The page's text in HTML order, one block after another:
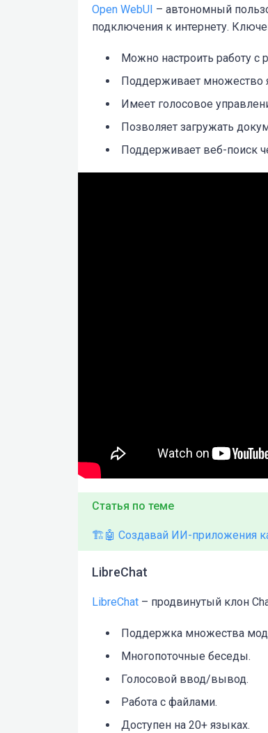
Open WebUI – автономный
подключения к интернету.
Можно настроить работу с
Поддерживает множество
Имеет голосовое
Позволяет загружать
Поддерживает веб-поиск
Статья по теме
🏗️🤖 Создавай ИИ-приложения
LibreChat
LibreChat – продвинутый клон
Поддержка множества
Многопоточные беседы.
Голосовой ввод/вывод.
Работа с файлами.
Доступен на 20+ языках.